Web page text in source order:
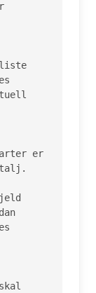
liste
er